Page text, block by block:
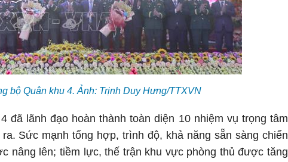
bộ Quân khu 4. Ảnh: Trịnh Duy Hưng/TTXVN
đã lãnh đạo hoàn thành toàn diện 10 nhiệm vụ trọng tâm
Sức mạnh tổng hợp, trình độ, khả năng sẵn sàng chiến
nâng lên; tiềm lực, thế trận khu vực phòng thủ được tăng